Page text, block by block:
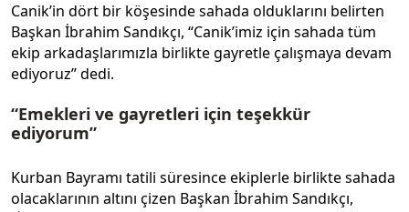
Canik’in dört bir köşesinde sahada olduklarını belirten
Başkan İbrahim Sandıkçı, “Canik’imiz için sahada tüm
ekip arkadaşlarımızla birlikte gayretle çalışmaya devam
ediyoruz” dedi.
“Emekleri ve gayretleri için teşekkür
ediyorum”
Kurban Bayramı tatili süresince ekiplerle birlikte sahada
olacaklarının altını çizen Başkan İbrahim Sandıkçı,